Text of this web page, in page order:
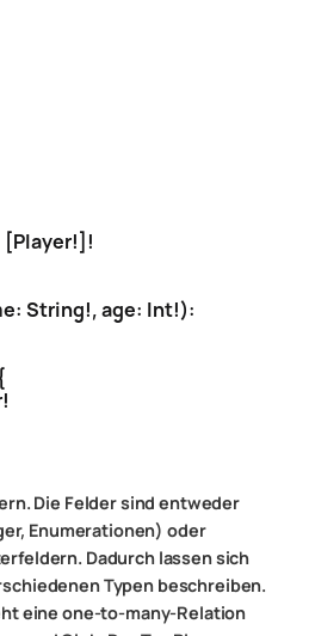
String!, age: Int!):
Die Felder sind entweder
Enumerationen) oder
Dadurch lassen sich
Typen beschreiben.
eine one-to-many-Relation